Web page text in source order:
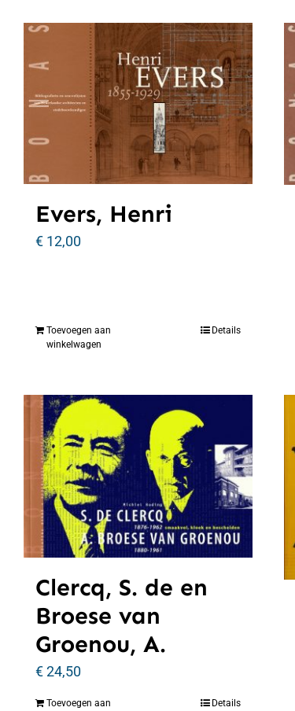
Evers, Henri
€ 12,00
Toevoegen aan
winkelwagen
Details
Clercq, S. de en
Broese van
Groenou, A.
€24,50
Toevoegen aan
Details